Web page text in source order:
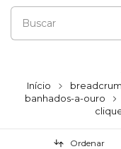
Início
banhados-a-ouro
Ordenar